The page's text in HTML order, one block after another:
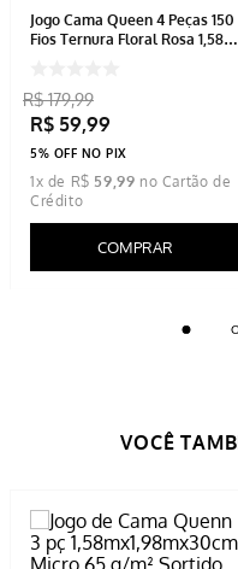
Jogo Cama Queen 4 Peças 150
Fios Ternura Floral Rosa 1,58m
R$ 179,99
R$ 59,99
5% OFF NO PIX
1x de R$ 59 ,99
COMPRAR